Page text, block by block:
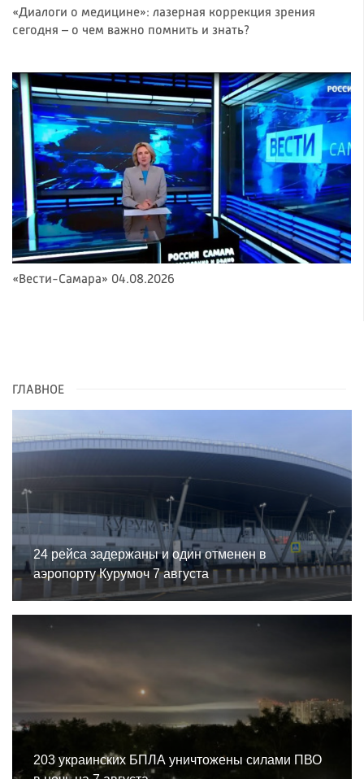
«Диалоги о медицине»: лазерная коррекция зрения
сегодня – о чем важно помнить и знать?
«Вести-Самара» 04.08.2026
ГЛАВНОЕ
24 рейса задержаны и один отменен в
аэропорту Курумоч 7 августа
203 украинских БПЛА уничтожены силами ПВО